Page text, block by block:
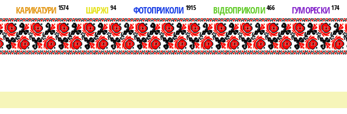
КАРИКАТУРИ 1574 ШАРЖІ94 ФОТОПРИКОЛИ 1915 ВІДЕОПРИКОЛИ466 ГУМОРЕСКИ174